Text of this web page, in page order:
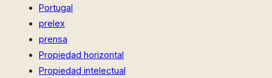
Portugal
prelex
prensa
Propiedad horizontal
Propiedad intelectual